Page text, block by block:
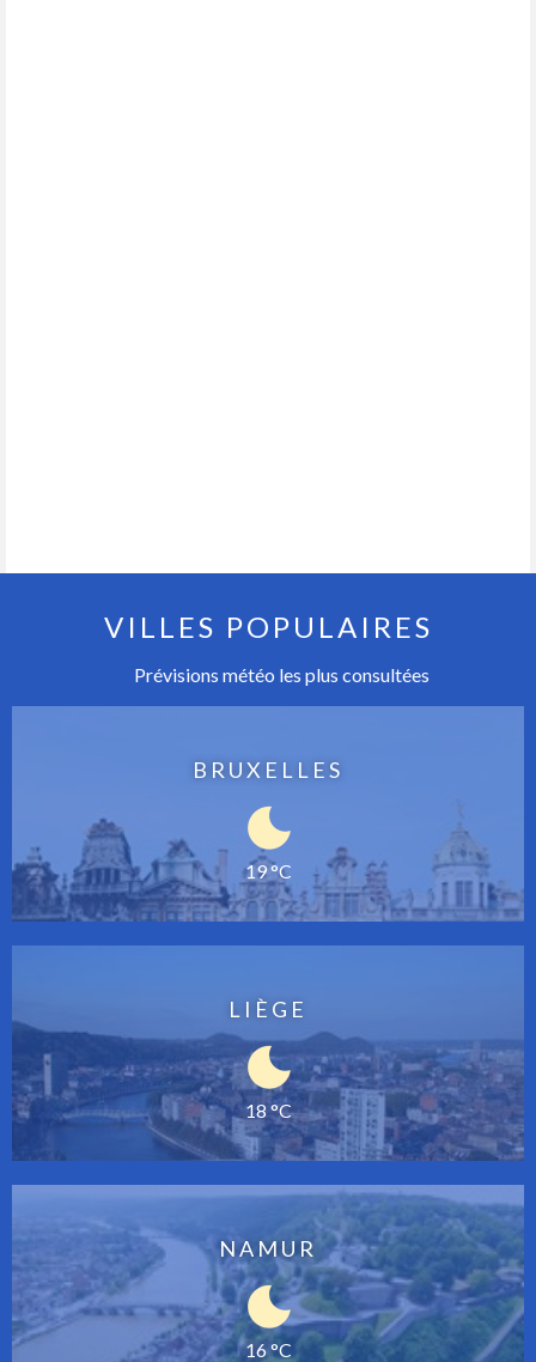
VILLES POPULAIRES
Prévisions météo les plus consultées
BRUXELLES
19 °C
LIÈGE
18 °C
NAMUR
16 °C